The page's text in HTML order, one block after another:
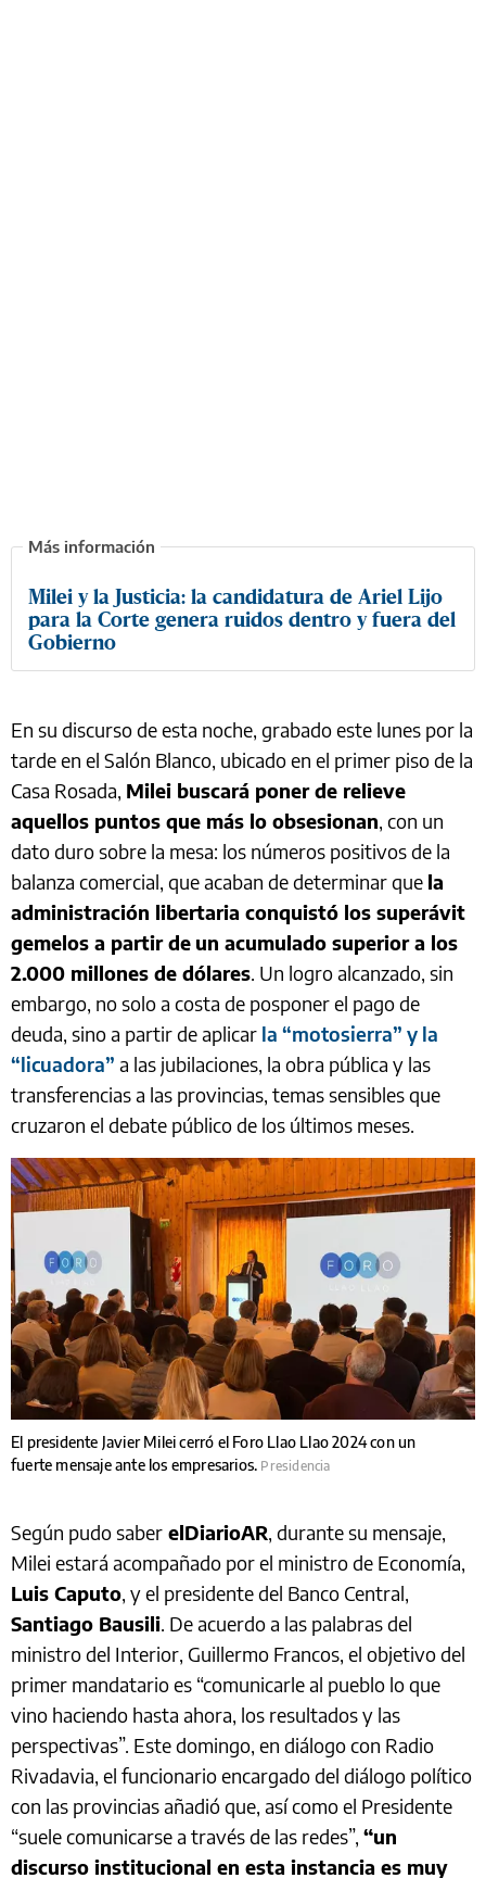
Milei y la Justicia: la candidatura de Ariel Lijo
para la Corte genera ruidos dentro y fuera del
Gobierno
En su discurso de esta noche, grabado este lunes por la
tarde en el Salón Blanco, ubicado en el primer piso de la
Casa Rosada, Milei buscará poner de relieve
aquellos puntos que más lo obsesionan, con un
dato duro sobre la mesa: los números positivos de la
balanza comercial, que acaban de determinar que la
administración libertaria conquistó los superávit
gemelos a partir de un acumulado superior a los
2.000 millones de dólares. Un logro alcanzado, sin
embargo, no solo a costa de posponer el pago de
deuda, sino a partir de aplicar la “motosierra” y la
“licuadora” a las jubilaciones, la obra pública y las
transferencias a las provincias, temas sensibles que
cruzaron el debate público de los últimos meses.
El presidente Javier Milei cerró el Foro Llao Llao 2024 con un
fuerte mensaje ante los empresarios. Presidencia
Según pudo saber elDiarioAR, durante su mensaje,
Milei estará acompañado por el ministro de Economía,
Luis Caputo, y el presidente del Banco Central,
Santiago Bausili. De acuerdo a las palabras del
ministro del Interior, Guillermo Francos, el objetivo del
primer mandatario es “comunicarle al pueblo lo que
vino haciendo hasta ahora, los resultados y las
perspectivas”. Este domingo, en diálogo con Radio
Rivadavia, el funcionario encargado del diálogo político
con las provincias añadió que, así como el Presidente
“suele comunicarse a través de las redes”, “un
discurso institucional en esta instancia es muy